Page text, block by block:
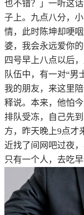
也不错？」一听这
子上。九点八分，
情，此时陈坤却哽
婆，我会永远爱你
四号早上八点以后
队伍中，有一对“男
我的朋友，来这里
释说。本来，他怕
排队受冻，自己先
方，昨天晚上9点才
近找了间网吧过夜
只有一个人，去吃